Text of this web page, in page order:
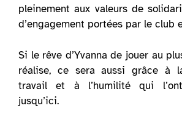
pleinement aux valeurs de
d’engagement portées par le club
Si le rêve d’Yvanna de jouer au
réalise, ce sera aussi grâce à
travail et à l’humilité qui l’ont
jusqu’ici.